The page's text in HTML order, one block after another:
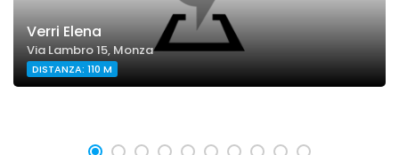
Verri Elena
Via Lambro 15, Monza
DISTANZA: 110 M